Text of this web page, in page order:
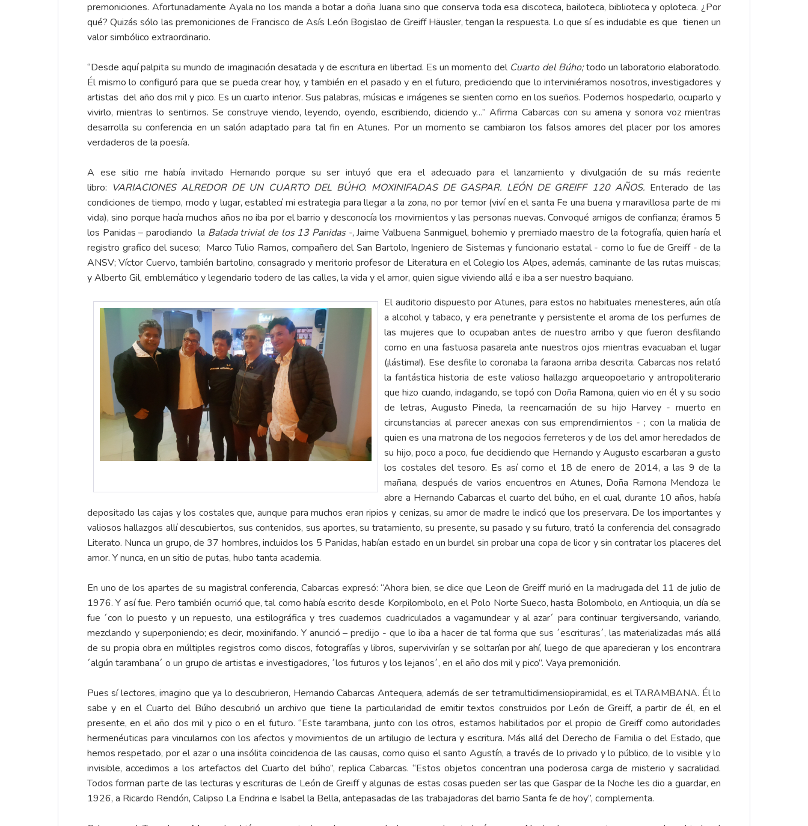
premoniciones. Afortunadamente Ayala no los manda a botar a doña Juana sino que conserva toda esa discoteca, bailoteca, biblioteca y oploteca. ¿Por
qué? Quizás sólo las premoniciones de Francisco de Asís León Bogislao de Greiff Häusler, tengan la respuesta. Lo que sí es indudable es que tienen un
valor simbólico extraordinario.
“Desde aquí palpita su mundo de imaginación desatada y de escritura en libertad. Es un momento del Cuarto del Búho;todo un laboratorio elaboratodo.
Él mismo lo configuró para que se pueda crear hoy, y también en el pasado y en el futuro, prediciendo que lo interviniéramos nosotros, investigadores y
artistas del año dos mil y pico. Es un cuarto interior. Sus palabras, músicas e imágenes se sienten como en los sueños. Podemos hospedarlo, ocuparlo y
vivirlo, mientras lo sentimos. Se construye viendo, leyendo, oyendo, escribiendo, diciendo y…” Afirma Cabarcas con su amena y sonora voz mientras
desarrolla su conferencia en un salón adaptado para tal fin en Atunes. Por un momento se cambiaron los falsos amores del placer por los amores
verdaderos de la poesía.
A ese sitio me había invitado Hernando porque su ser intuyó que era el adecuado para el lanzamiento y divulgación de su más reciente
libro: VARIACIONES ALREDOR DE UN CUARTO DEL BÚHO. MOXINIFADAS DE GASPAR. LEÓN DE GREIFF 120 AÑOS. Enterado de las
condiciones de tiempo, modo y lugar, establecí mi estrategia para llegar a la zona, no por temor (viví en el santa Fe una buena y maravillosa parte de mi
vida), sino porque hacía muchos años no iba por el barrio y desconocía los movimientos y las personas nuevas. Convoqué amigos de confianza; éramos 5
los Panidas – parodiando la Balada trivial de los 13 Panidas-, Jaime Valbuena Sanmiguel, bohemio y premiado maestro de la fotografía, quien haría el
registro grafico del suceso; Marco Tulio Ramos, compañero del San Bartolo, Ingeniero de Sistemas y funcionario estatal - como lo fue de Greiff - de la
ANSV; Víctor Cuervo, también bartolino, consagrado y meritorio profesor de Literatura en el Colegio los Alpes, además, caminante de las rutas muiscas;
y Alberto Gil, emblemático y legendario todero de las calles, la vida y el amor, quien sigue viviendo allá e iba a ser nuestro baquiano.
El auditorio dispuesto por Atunes, para estos no habituales menesteres, aún olía
a alcohol y tabaco, y era penetrante y persistente el aroma de los perfumes de
las mujeres que lo ocupaban antes de nuestro arribo y que fueron desfilando
como en una fastuosa pasarela ante nuestros ojos mientras evacuaban el lugar
(¡lástima!). Ese desfile lo coronaba la faraona arriba descrita. Cabarcas nos relató
la fantástica historia de este valioso hallazgo arqueopoetario y antropoliterario
que hizo cuando, indagando, se topó con Doña Ramona, quien vio en él y su socio
de letras, Augusto Pineda, la reencarnación de su hijo Harvey - muerto en
circunstancias al parecer anexas con sus emprendimientos - ; con la malicia de
quien es una matrona de los negocios ferreteros y de los del amor heredados de
su hijo, poco a poco, fue decidiendo que Hernando y Augusto escarbaran a gusto
los costales del tesoro. Es así como el 18 de enero de 2014, a las 9 de la
mañana, después de varios encuentros en Atunes, Doña Ramona Mendoza le
abre a Hernando Cabarcas el cuarto del búho, en el cual, durante 10 años, había
depositado las cajas y los costales que, aunque para muchos eran ripios y cenizas, su amor de madre le indicó que los preservara. De los importantes y
valiosos hallazgos allí descubiertos, sus contenidos, sus aportes, su tratamiento, su presente, su pasado y su futuro, trató la conferencia del consagrado
Literato. Nunca un grupo, de 37 hombres, incluidos los 5 Panidas, habían estado en un burdel sin probar una copa de licor y sin contratar los placeres del
amor. Y nunca, en un sitio de putas, hubo tanta academia.
En uno de los apartes de su magistral conferencia, Cabarcas expresó: “Ahora bien, se dice que Leon de Greiff murió en la madrugada del 11 de julio de
1976. Y así fue. Pero también ocurrió que, tal como había escrito desde Korpilombolo, en el Polo Norte Sueco, hasta Bolombolo, en Antioquia, un día se
fue ´con lo puesto y un repuesto, una estilográfica y tres cuadernos cuadriculados a vagamundear y al azar´ para continuar tergiversando, variando,
mezclando y superponiendo; es decir, moxinifando. Y anunció – predijo - que lo iba a hacer de tal forma que sus ´escrituras´, las materializadas más allá
de su propia obra en múltiples registros como discos, fotografías y libros, supervivirían y se soltarían por ahí, luego de que aparecieran y los encontrara
´algún tarambana´ o un grupo de artistas e investigadores, ´los futuros y los lejanos´, en el año dos mil y pico”. Vaya premonición.
Pues sí lectores, imagino que ya lo descubrieron, Hernando Cabarcas Antequera, además de ser tetramultidimensiopiramidal, es el TARAMBANA. Él lo
sabe y en el Cuarto del Búho descubrió un archivo que tiene la particularidad de emitir textos construidos por León de Greiff, a partir de él, en el
presente, en el año dos mil y pico o en el futuro. “Este tarambana, junto con los otros, estamos habilitados por el propio de Greiff como autoridades
hermenéuticas para vincularnos con los afectos y movimientos de un artilugio de lectura y escritura. Más allá del Derecho de Familia o del Estado, que
hemos respetado, por el azar o una insólita coincidencia de las causas, como quiso el santo Agustín, a través de lo privado y lo público, de lo visible y lo
invisible, accedimos a los artefactos del Cuarto del búho”, replica Cabarcas. “Estos objetos concentran una poderosa carga de misterio y sacralidad.
Todos forman parte de las lecturas y escrituras de León de Greiff y algunas de estas cosas pueden ser las que Gaspar de la Noche les dio a guardar, en
1926, a Ricardo Rendón, Calipso La Endrina e Isabel la Bella, antepasadas de las trabajadoras del barrio Santa fe de hoy”, complementa.